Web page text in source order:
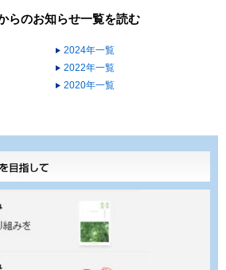
らのお知らせ一覧を読む
2024年一覧
2022年一覧
2020年一覧